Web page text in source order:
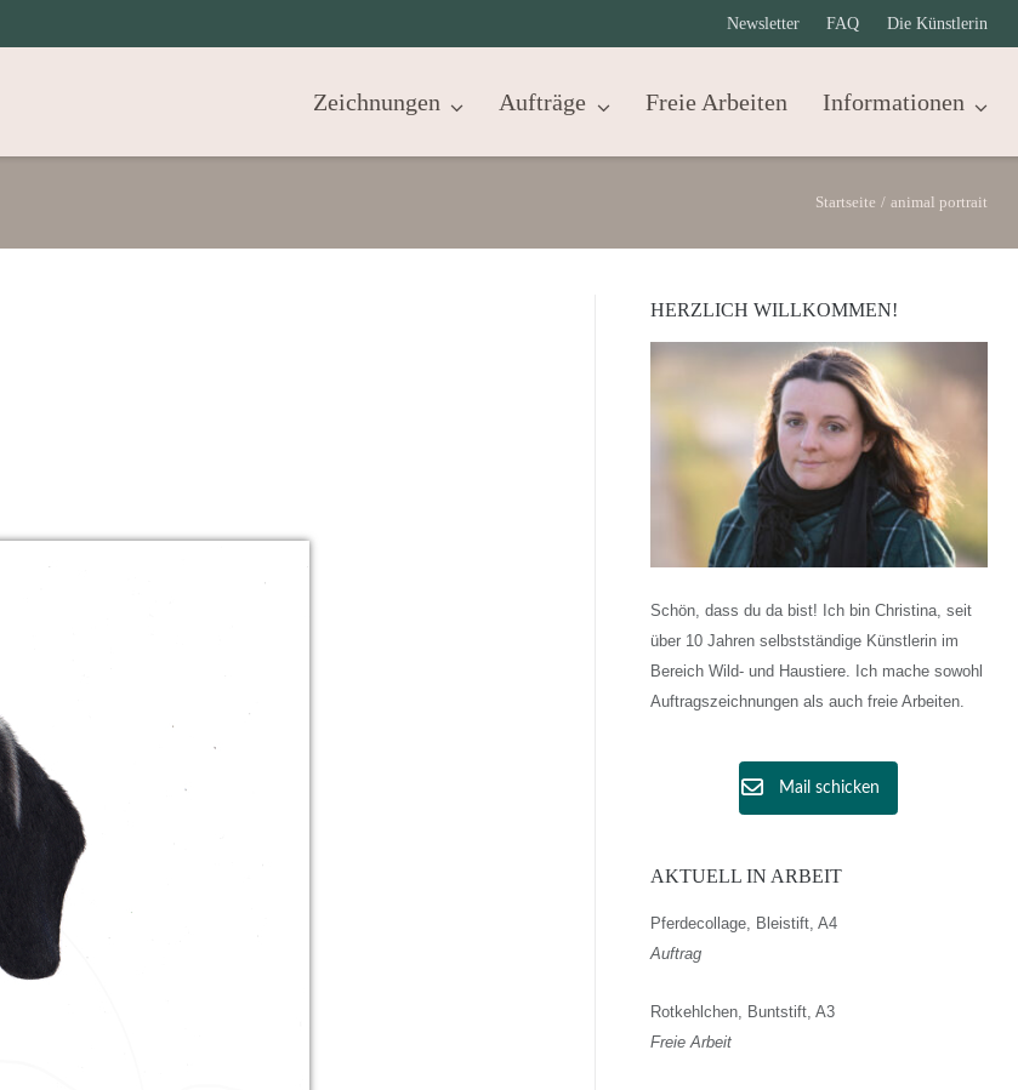
Newsletter FAQ Die Künstlerin
Zeichnungen Aufträge Freie Arbeiten Informationen
Startseite / animal portrait
HERZLICH WILLKOMMEN!
Schön, dass du da bist! Ich bin Christina, seit
über 10 Jahren selbstständige Künstlerin im
Bereich Wild- und Haustiere. Ich mache sowohl
Auftragszeichnungen als auch freie Arbeiten.
Mail schicken
AKTUELL IN ARBEIT
Pferdecollage, Bleistift, A4
Auftrag
Rotkehlchen, Buntstift, A3
Freie Arbeit